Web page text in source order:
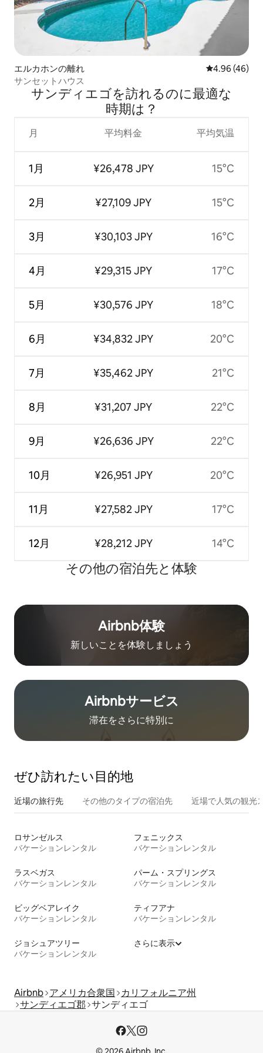
エルカホンの離れ レビュー46
4.96 (46)
サンセットハウス
サンディエゴを訪⁠れ⁠るの⁠に最⁠適⁠な
時⁠期⁠は⁠？
月
1月
2月
3月
4月
5月
6月
7月
8月
9月
10月
11月
12月
平均料金
¥26,478 JPY
¥27,109 JPY
¥30,103 JPY
¥29,315 JPY
¥30,576 JPY
¥34,832 JPY
¥35,462 JPY
¥31,207 JPY
¥26,636 JPY
¥26,951 JPY
¥27,582 JPY
¥28,212 JPY
平均気温
15°C
15°C
16°C
17°C
18°C
20°C
21°C
22°C
22°C
20°C
17°C
14°C
その他の宿⁠泊⁠先と体⁠験
Airbnb体験
新しいことを体験しましょう
Airbnb⁠サ⁠ー⁠ビ⁠ス
滞在をさ⁠ら⁠に特⁠別⁠に
ぜひ訪⁠れ⁠た⁠い目⁠的⁠地
近場の旅行先 その他のタ⁠イ⁠プ⁠の宿⁠泊⁠先 近場で人気の観光
ロサンゼルス
バケーションレンタル
フェニックス
バケーションレンタル
ラスベガス
バケーションレンタル
パーム・スプリングス
バケーションレンタル
ビッグベアレイク
バケーションレンタル
ティフアナ
バケーションレンタル
ジョシュアツリー
バケーションレンタル
さらに表示
Airbnb アメリカ合衆国
カリフォルニア州
サンディエゴ郡 サンディエゴ